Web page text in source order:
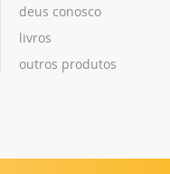
deus conosco
livros
outros produtos